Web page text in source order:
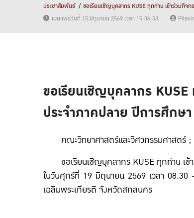
ประชาสัมพันธ์
ขอเรียนเชิญบุคลากร KUSE ทุกท่าน เข้าร่วมกิจ
เผยแพร่วันที่ 15 มิถุนายน 2569 เวลา 15:36:53
ขอเรียนเชิญบุคลากร
ประจำภาคปลาย ปีการศึกษ
คณะวิทยาศาสตร์และวิศวกรรมศาสตร์ ;
ขอเรียนเชิญบุคลากร KUSE ทุก
ในวันศุกร์ที่ 19 มิถุนายน 2569 เวลา
เฉลิมพระเกียรติ จังหวัดสกลนคร